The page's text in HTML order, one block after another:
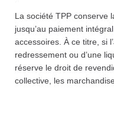
La société TPP conserve
jusqu’au paiement
accessoires. À ce titre, si
redressement ou d’une
réserve le droit de
collective, les